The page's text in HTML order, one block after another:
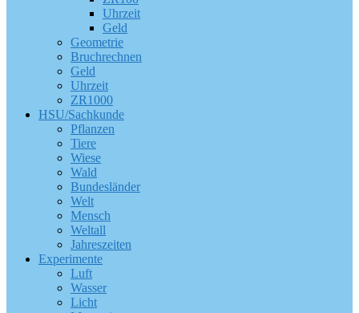
Uhrzeit
Geld
Geometrie
Bruchrechnen
Geld
Uhrzeit
ZR1000
HSU/Sachkunde
Pflanzen
Tiere
Wiese
Wald
Bundesländer
Welt
Mensch
Weltall
Jahreszeiten
Experimente
Luft
Wasser
Licht